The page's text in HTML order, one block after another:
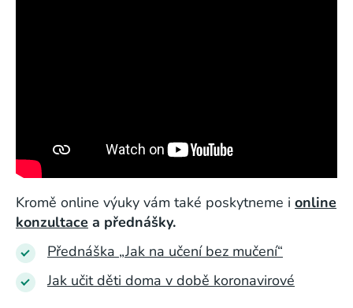
Kromě online výuky vám také poskytneme i online
konzultace a přednášky.
Přednáška „Jak na učení bez mučení“
Jak učit děti doma v době koronavirové